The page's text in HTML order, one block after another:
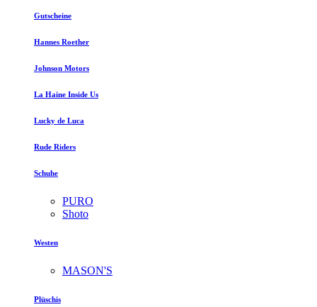
Gutscheine
Hannes Roether
Johnson Motors
La Haine Inside Us
Lucky de Luca
Rude Riders
Schuhe
PURO
Shoto
Westen
MASON'S
Plüschis